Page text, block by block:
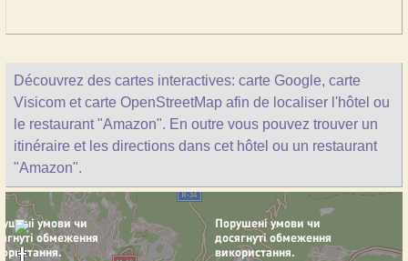
Découvrez des cartes interactives: carte Google, carte
Visicom et carte OpenStreetMap afin de localiser l'hôtel ou
le restaurant "Amazon". En outre vous pouvez trouver un
itinéraire et les directions dans cet hôtel ou un restaurant
"Amazon".